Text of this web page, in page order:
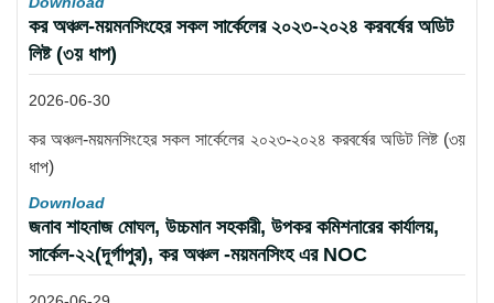
কর অঞ্চল-ময়মনসিংহের সকল সার্কেলের ২০২৩-২০২৪ করবর্ষের অডিট
লিষ্ট (৩য় ধাপ)
2026-06-30
কর অঞ্চল-ময়মনসিংহের সকল সার্কেলের ২০২৩-২০২৪ করবর্ষের অডিট লিষ্ট (৩য়
ধাপ)
Download
জনাব শাহনাজ মোঘল, উচ্চমান সহকারী, উপকর কমিশনারের কার্যালয়,
সার্কেল-২২(দূর্গাপুর), কর অঞ্চল -ময়মনসিংহ এর NOC